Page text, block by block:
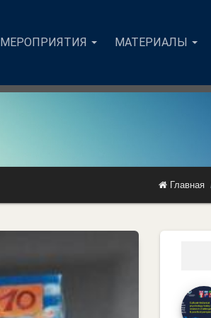
МЕРОПРИЯТИЯ МАТЕРИАЛЫ
Главная